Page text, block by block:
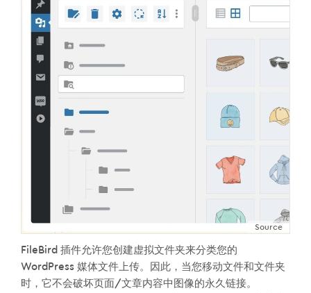
Source
FileBird 插件允许您创建虚拟文件夹来分类您的
WordPress 媒体文件上传。因此，当您移动文件和文件夹
时，它不会破坏页面/文章内容中图像的永久链接。